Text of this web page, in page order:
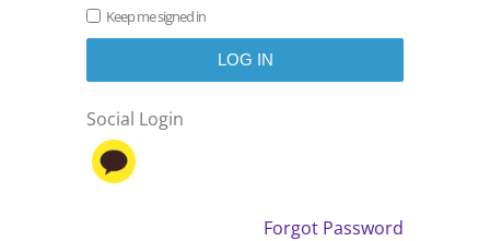
Keep me signed in
Social Login
Forgot Password